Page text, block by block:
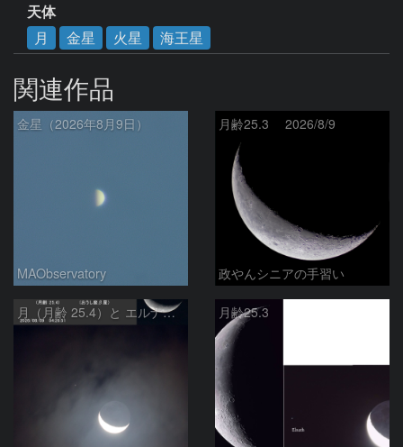
天体
月
金星 火星 海王星
関連作品
金星（2026年8月9日）
MAObservatory
月齢25.3 2026/8/9
政やんシニアの手習い
月（月齢 25.4）と エルナト（おうし座β星） 月齢25.3